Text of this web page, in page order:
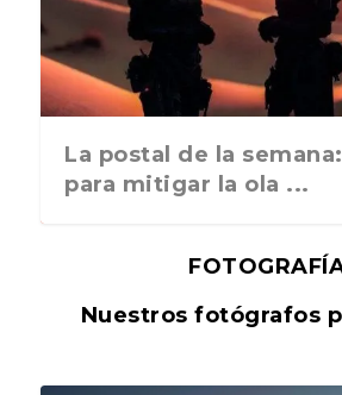
La postal de la
para mitigar la ola ...
Nuestros fotógrafos